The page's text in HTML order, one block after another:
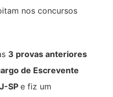
nos concursos
3 provas anteriores
de Escrevente
SP e fiz um